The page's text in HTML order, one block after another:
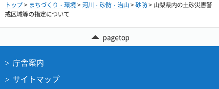
トップ> まちづくり・環境>河川・砂防・治山>砂防> 山梨県内の土砂災害警
戒区域等の指定について
pagetop
庁舎案内
サイトマップ